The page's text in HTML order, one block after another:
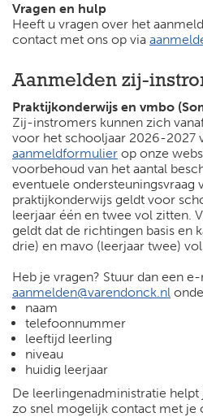
Vragen en hulp
Heeft u vragen over het
contact met ons op via
Aanmelden zij-
Praktijkonderwijs en vmbo
Zij-instromers kunnen zich
voor het schooljaar 2026-2027
aanmeldformulier op onze
voorbehoud van het aantal
eventuele ondersteuningsvraag
praktijkonderwijs geldt voor
leerjaar één en twee vol zitten.
geldt dat de richtingen basis en
drie) en mavo (leerjaar twee)
Heb je vragen? Stuur dan een
aanmelden@varendonck.nl
naam
telefoonnummer
leeftijd leerling
niveau
huidig leerjaar
De leerlingenadministratie
zo snel mogelijk contact met je